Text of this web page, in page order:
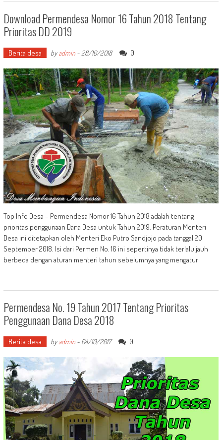
Download Permendesa Nomor 16 Tahun 2018 Tentang
Prioritas DD 2019
Berita desa byadmin- 28/10/2018 0
Top Info Desa – Permendesa Nomor 16 Tahun 2018 adalah tentang
prioritas penggunaan Dana Desa untuk Tahun 2019. Peraturan Menteri
Desa ini ditetapkan oleh Menteri Eko Putro Sandjojo pada tanggal 20
September 2018. Isi dari Permen No. 16 ini sepertinya tidak terlalu jauh
berbeda dengan aturan menteri tahun sebelumnya yang mengatur
Permendesa No. 19 Tahun 2017 Tentang Prioritas
Penggunaan Dana Desa 2018
Berita desa byadmin- 04/10/2017 0